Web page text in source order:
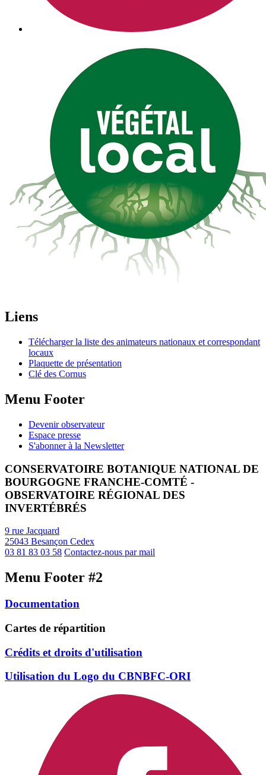
Liens
Télécharger la liste des animateurs nationaux et correspondant
locaux
Plaquette de présentation
Clé des Cornus
Menu Footer
Devenir observateur
Espace presse
S'abonner à la Newsletter
CONSERVATOIRE BOTANIQUE NATIONAL DE
BOURGOGNE FRANCHE-COMTÉ -
OBSERVATOIRE RÉGIONAL DES
INVERTÉBRÉS
9 rue Jacquard
25043 Besançon Cedex
03 81 83 03 58 Contactez-nous par mail
Menu Footer #2
Documentation
Cartes de répartition
Crédits et droits d'utilisation
Utilisation du Logo du CBNBFC-ORI